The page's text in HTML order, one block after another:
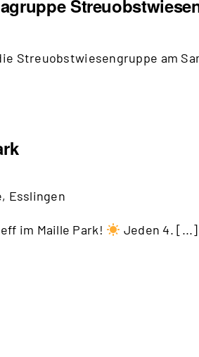
Streuobstwiesengruppe am
Esslingen
im Maille Park! Jeden 4. [...]